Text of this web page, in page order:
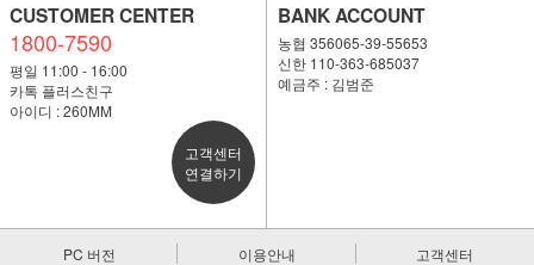
CUSTOMER CENTER
1800-7590
평일 11:00 - 16:00
카톡 플러스친구
아이디 : 260MM
고객센터
연결하기
BANK ACCOUNT
농협 356065-39-55653
신한 110-363-685037
예금주 : 김범준
PC 버전 이용안내 고객센터